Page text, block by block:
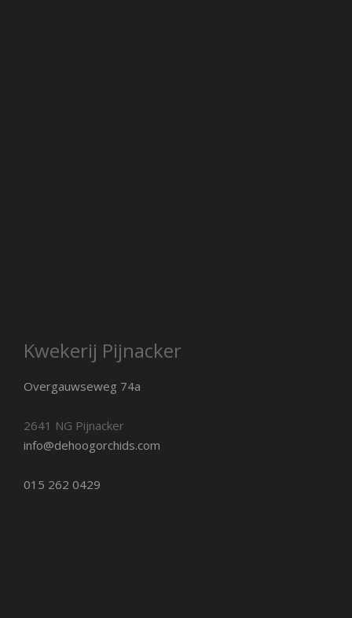
Kwekerij Pijnacker
Overgauwseweg 74a
2641 NG Pijnacker
info@dehoogorchids.com
015 262 0429